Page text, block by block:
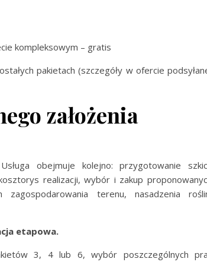
kompleksowym – gratis
pakietach (szczegóły w ofercie
założenia
obejmuje kolejno: przygotowanie
realizacji, wybór i zakup
zagospodarowania terenu, nasadzenia
etapowa.
3, 4 lub 6, wybór poszczególnych